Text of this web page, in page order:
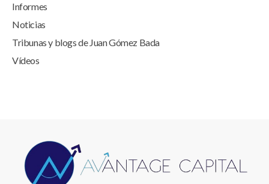
Informes
Noticias
Tribunas y blogs de Juan Gómez Bada
Vídeos